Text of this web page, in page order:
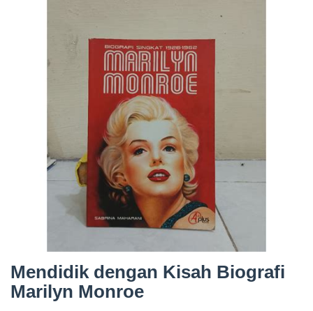
Mendidik dengan Kisah Biografi
Marilyn Monroe